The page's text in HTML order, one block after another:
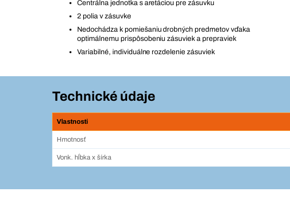
Centrálna jednotka s aretáciou pre zásuvku
2 polia v zásuvke
Nedochádza k pomiešaniu drobných predmetov vďaka
optimálnemu prispôsobeniu zásuviek a prepraviek
Variabilné, individuálne rozdelenie zásuviek
Technické údaje
Vlastnosti
Hmotnosť
Vonk. hĺbka x šírka